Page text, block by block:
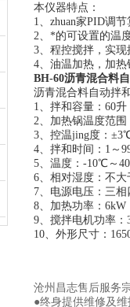
本仪器特点：
1、zhuan家PID调
2、*的可设置的温
3、程控搅拌，实
4、油温加热，加
BH-60沥青混合料
沥青混合料自动拌
1、拌和容量：60
2、加热锅温度范
3、控温jing度：
4、拌和时间：1～
5、温度：-10℃～
6、相对湿度：不大
7、电源电压：三相
8、加热功率：6kW
9、搅拌电机功率：
10、外形尺寸：
沧州昌志售后服务
●终身提供维修及